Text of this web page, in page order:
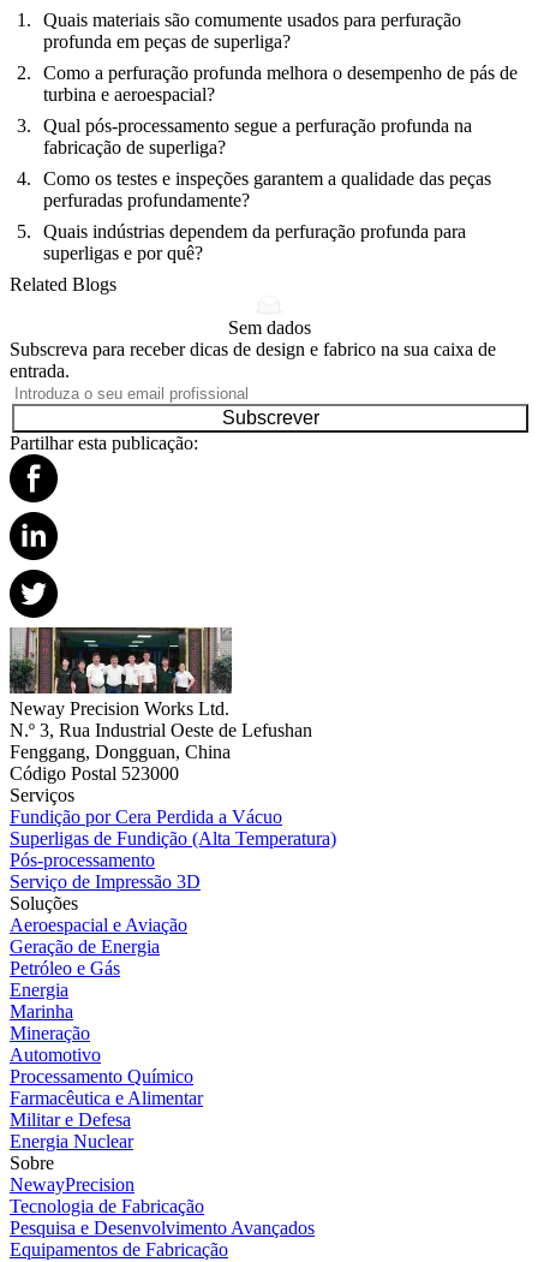
Quais materiais são comumente usados para perfuração
profunda em peças de superliga?
Como a perfuração profunda melhora o desempenho de pás de
turbina e aeroespacial?
Qual pós-processamento segue a perfuração profunda na
fabricação de superliga?
Como os testes e inspeções garantem a qualidade das peças
perfuradas profundamente?
Quais indústrias dependem da perfuração profunda para
superligas e por quê?
Related Blogs
Sem dados
Subscreva para receber dicas de design e fabrico na sua caixa de
entrada.
Subscrever
Partilhar esta publicação:
Neway Precision Works Ltd.
N.º 3, Rua Industrial Oeste de Lefushan
Fenggang, Dongguan, China
Código Postal 523000
Serviços
Fundição por Cera Perdida a Vácuo
Superligas de Fundição (Alta Temperatura)
Pós-processamento
Serviço de Impressão 3D
Soluções
Aeroespacial e Aviação
Geração de Energia
Petróleo e Gás
Energia
Marinha
Mineração
Automotivo
Processamento Químico
Farmacêutica e Alimentar
Militar e Defesa
Energia Nuclear
Sobre
NewayPrecision
Tecnologia de Fabricação
Pesquisa e Desenvolvimento Avançados
Equipamentos de Fabricação